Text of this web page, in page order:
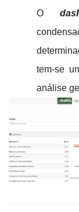
O
tem-se
análise